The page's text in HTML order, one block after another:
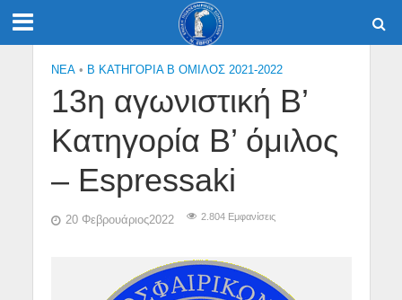
NEA • Β ΚΑΤΗΓΟΡΙΑ Β ΟΜΙΛΟΣ 2021-2022
13η αγωνιστική Β’
Κατηγορία Β’ όμιλος
– Espressaki
20 Φεβρουάριος2022 2.804 Εμφανίσεις